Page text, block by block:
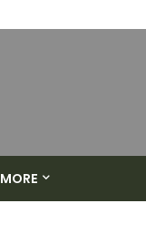
MORE